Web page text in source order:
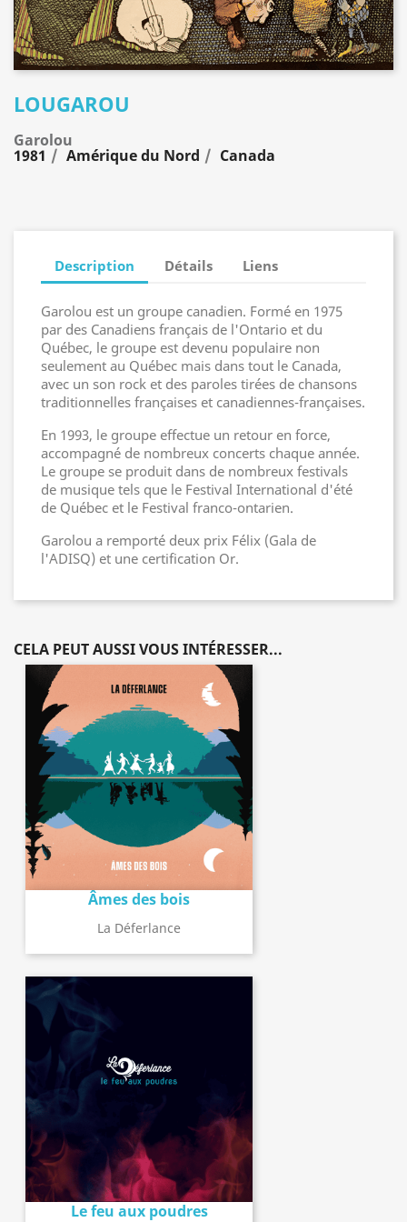
LOUGAROU
Garolou
1981 Amérique du Nord Canada
Description Détails Liens
Garolou est un groupe canadien. Formé en 1975
par des Canadiens français de l'Ontario et du
Québec, le groupe est devenu populaire non
seulement au Québec mais dans tout le Canada,
avec un son rock et des paroles tirées de chansons
traditionnelles françaises et canadiennes-françaises.
En 1993, le groupe effectue un retour en force,
accompagné de nombreux concerts chaque année.
Le groupe se produit dans de nombreux festivals
de musique tels que le Festival International d'été
de Québec et le Festival franco-ontarien.
Garolou a remporté deux prix Félix (Gala de
l'ADISQ) et une certification Or.
CELA PEUT AUSSI VOUS INTÉRESSER...
Âmes des bois
La Déferlance
Le feu aux poudres